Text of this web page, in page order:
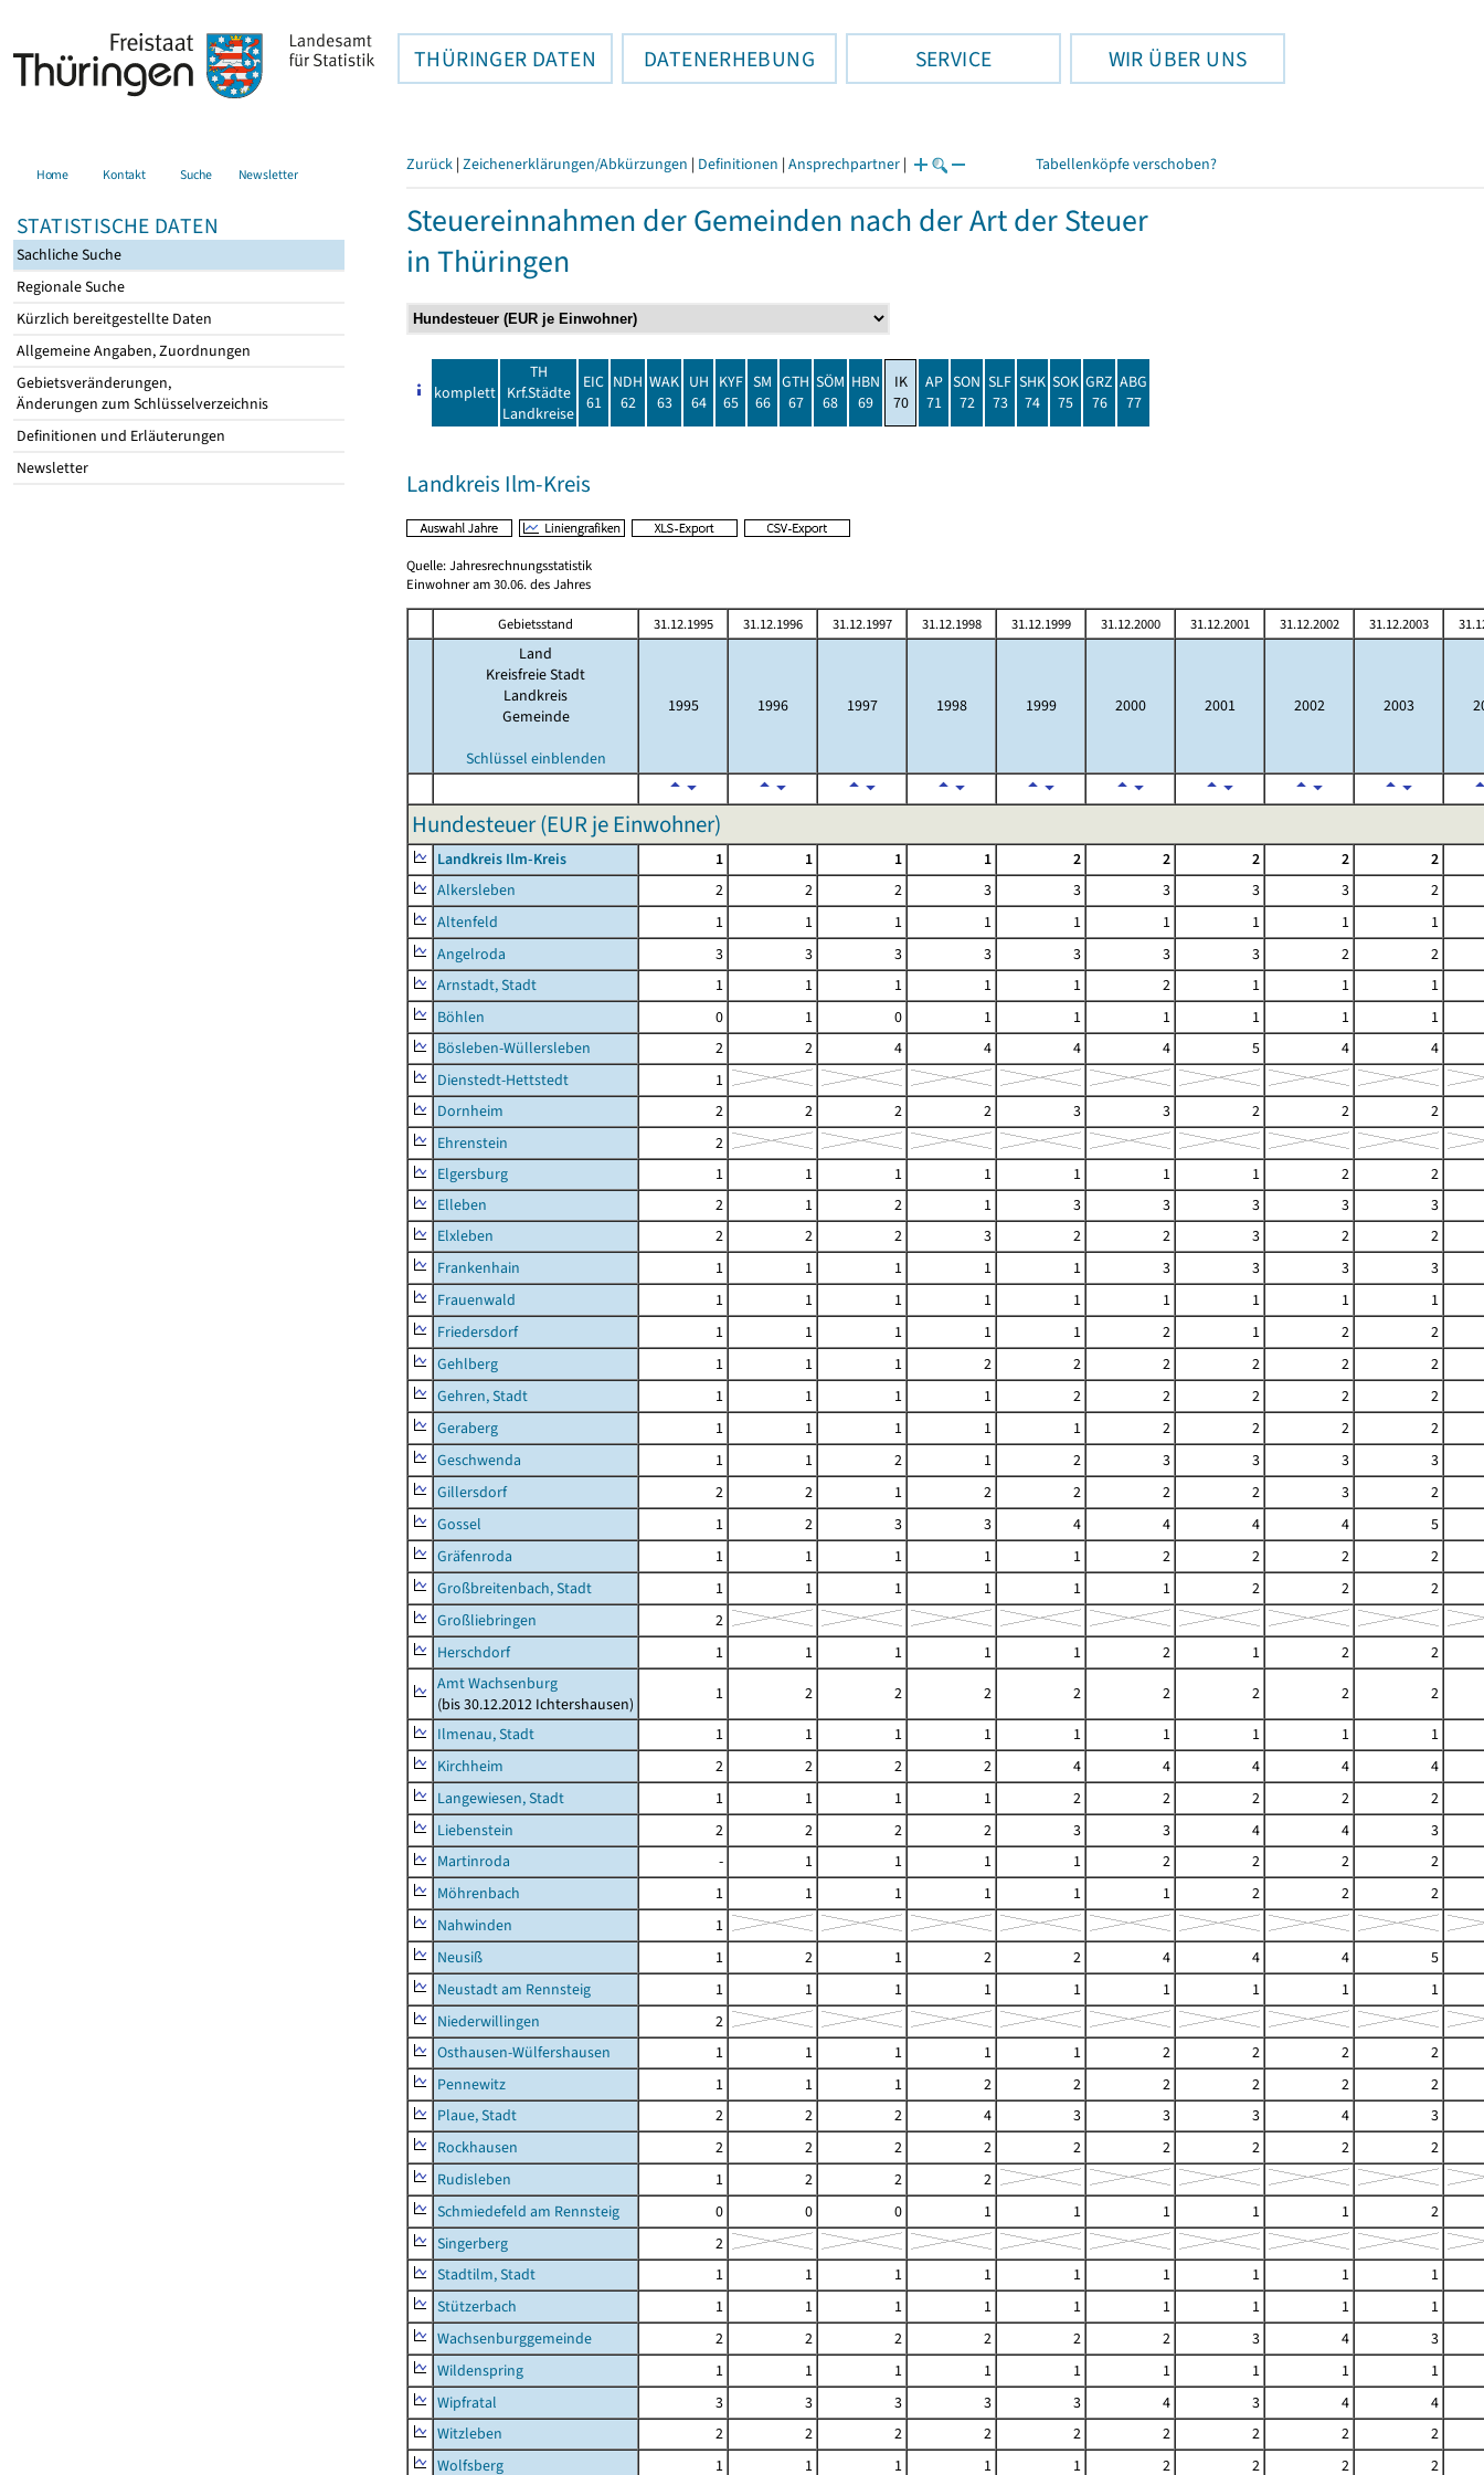
THÜRINGER DATEN DATENERHEBUNG SERVICE WIR ÜBER UNS
Home Kontakt Suche Newsletter
STATISTISCHE DATEN
Sachliche Suche
Regionale Suche
Kürzlich bereitgestellte Daten
Allgemeine Angaben, Zuordnungen
Gebietsveränderungen,
Änderungen zum Schlüsselverzeichnis
Definitionen und Erläuterungen
Newsletter
Zurück | Zeichenerklärungen/Abkürzungen | Definitionen | Ansprechpartner | Tabellenköpfe verschoben?
Steuereinnahmen der Gemeinden nach der Art der Steuer
in Thüringen
komplett
TH
Krf.Städte
Landkreise
EIC
61
NDH
62
WAK
63
UH
64
KYF
65
SM
66
GTH
67
SÖM
68
HBN
69
IK
70
AP
71
SON
72
SLF
73
SHK
74
SOK
75
GRZ
76
ABG
77
Landkreis Ilm-Kreis
Quelle: Jahresrechnungsstatistik
Einwohner am 30.06. des Jahres
Gebietsstand 31.12.1995 31.12.1996 31.12.1997 31.12.1998 31.12.1999 31.12.2000 31.12.2001 31.12.2002 31.12.2003
Land
Kreisfreie Stadt
Landkreis
Gemeinde
Schlüssel einblenden
1995 1996 1997 1998 1999 2000 2001 2002 2003
Hundesteuer (EUR je Einwohner)
Landkreis Ilm-Kreis 1 1 1 1 2 2 2 2
2
Alkersleben
2 2 2 3 3 3 3 3
2
Altenfeld
1 1 1 1 1 1 1 1
1
Angelroda
3 3 3 3 3 3 3 2
2
Arnstadt, Stadt
1 1 1 1 1 2 1 1
1
Böhlen
0 1 0 1 1 1 1 1
1
Bösleben-Wüllersleben
2 2 4 4 4 4 5 4
4
Dienstedt-Hettstedt
1
Dornheim
2 2 2 2 3 3 2 2
2
Ehrenstein
2
Elgersburg
1 1 1 1 1 1 1 2
2
Elleben
2 1 2 1 3 3 3 3
3
Elxleben
2 2 2 3 2 2 3 2
2
Frankenhain
1 1 1 1 1 3 3 3
3
Frauenwald
1 1 1 1 1 1 1 1
1
Friedersdorf
1 1 1 1 1 2 1 2
2
Gehlberg
1 1 1 2 2 2 2 2
2
Gehren, Stadt
1 1 1 1 2 2 2 2
2
Geraberg
1 1 1 1 1 2 2 2
2
Geschwenda
1 1 2 1 2 3 3 3
3
Gillersdorf
2 2 1 2 2 2 2 3
2
Gossel
1 2 3 3 4 4 4 4
5
Gräfenroda
1 1 1 1 1 2 2 2
2
Großbreitenbach, Stadt
1 1 1 1 1 1 2 2
2
Großliebringen
2
Herschdorf
1 1 1 1 1 2 1 2
2
Amt Wachsenburg
(bis 30.12.2012 Ichtershausen)
1 2 2 2 2 2 2 2
2
Ilmenau, Stadt
1 1 1 1 1 1 1 1
1
Kirchheim
2 2 2 2 4 4 4 4
4
Langewiesen, Stadt
1 1 1 1 2 2 2 2
2
Liebenstein
2 2 2 2 3 3 4 4
3
Martinroda
- 1 1 1 1 2 2 2
2
Möhrenbach
1 1 1 1 1 1 2 2
2
Nahwinden
1
Neusiß
1 2 1 2 2 4 4 4
5
Neustadt am Rennsteig
1 1 1 1 1 1 1 1
1
Niederwillingen
2
Osthausen-Wülfershausen
1 1 1 1 1 2 2 2
2
Pennewitz
1 1 1 2 2 2 2 2
2
Plaue, Stadt
2 2 2 4 3 3 3 4
3
Rockhausen
2 2 2 2 2 2 2 2
2
Rudisleben
1 2 2
2
Schmiedefeld am Rennsteig
0 0 0 1 1 1 1 1
2
Singerberg
2
Stadtilm, Stadt
1 1 1 1 1 1 1 1
1
Stützerbach
1 1 1 1 1 1 1 1
1
Wachsenburggemeinde
2 2 2 2 2 2 3 4
3
Wildenspring
1 1 1 1 1 1 1 1
1
Wipfratal
3 3 3 3 3 4 3 4
4
Witzleben
2 2 2 2 2 2 2 2
2
Wolfsberg
1 1 1 1 1 2 2 2 2